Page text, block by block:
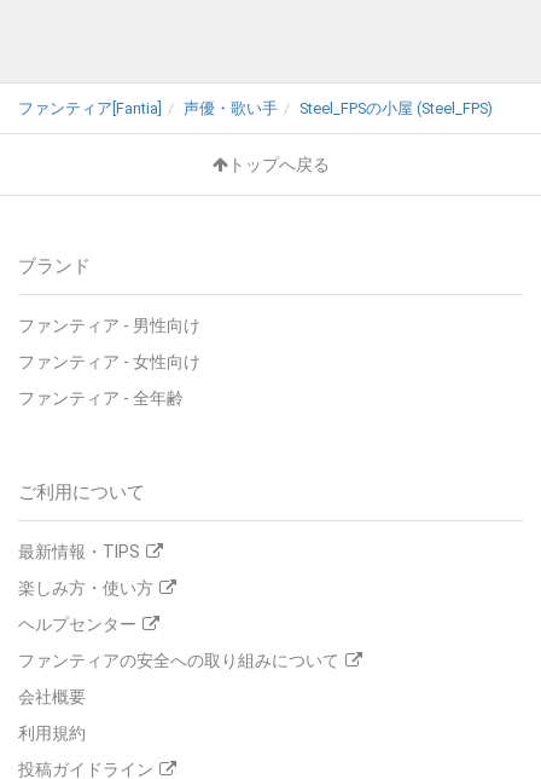
ファンティア[Fantia] 声優・歌い手 Steel_FPSの小屋 (Steel_FPS)
トップへ戻る
ブランド
ファンティア - 男性向け
ファンティア - 女性向け
ファンティア - 全年齢
ご利用について
最新情報・TIPS
楽しみ方・使い方
ヘルプセンター
ファンティアの安全への取り組みについて
会社概要
利用規約
投稿ガイドライン